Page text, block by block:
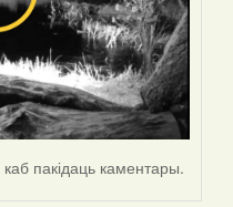
каб пакідаць каментары.